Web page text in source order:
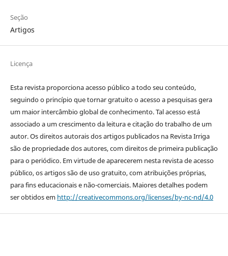
Seção
Artigos
Licença
Esta revista proporciona acesso público a todo seu conteúdo,
seguindo o princípio que tornar gratuito o acesso a pesquisas gera
um maior intercâmbio global de conhecimento. Tal acesso está
associado a um crescimento da leitura e citação do trabalho de um
autor. Os direitos autorais dos artigos publicados na Revista Irriga
são de propriedade dos autores, com direitos de primeira publicação
para o periódico. Em virtude de aparecerem nesta revista de acesso
público, os artigos são de uso gratuito, com atribuições próprias,
para fins educacionais e não-comerciais. Maiores detalhes podem
ser obtidos em http://creativecommons.org/licenses/by-nc-nd/4.0